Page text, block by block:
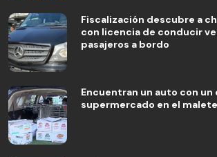
Fiscalización descubre a
con licencia de conducir
pasajeros a bordo
Encuentran un auto con
supermercado en el